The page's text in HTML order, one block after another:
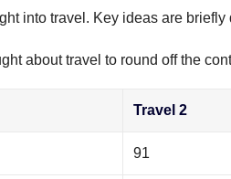
into travel. Key ideas are briefly
about travel to round off the
Travel 2
91